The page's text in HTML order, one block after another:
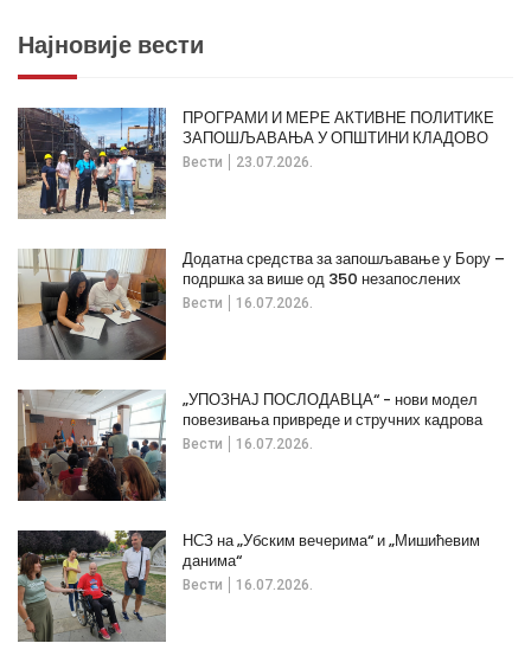
Најновије вести
Вести 23.07.2026.
ПРОГРАМИ И МЕРЕ АКТИВНЕ ПОЛИТИКЕ
ЗАПОШЉАВАЊА У ОПШТИНИ КЛАДОВО
Вести 16.07.2026.
Додатна средства за запошљавање у Бору –
подршка за више од 350 незапослених
Вести 16.07.2026.
„УПОЗНАЈ ПОСЛОДАВЦА“ - нови модел
повезивања привреде и стручних кадрова
Вести 16.07.2026.
НСЗ на „Убским вечерима“ и „Мишићевим
данима“